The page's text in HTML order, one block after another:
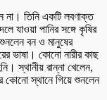
না। তিনি একটি লবণাক্ত
যাওয়া পানির সঙ্গে কৃষির
বন ও মানুষের
ভাষা। কোনো নারীর কাছ
স্থানীয় রান্না খেলেন,
কোনো স্থানে গিয়ে শুনলেন